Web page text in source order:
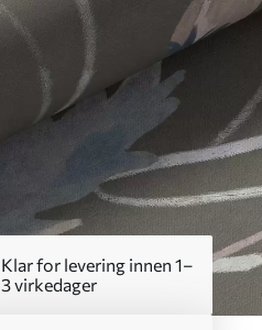
Klar for levering innen 1–
3 virkedager